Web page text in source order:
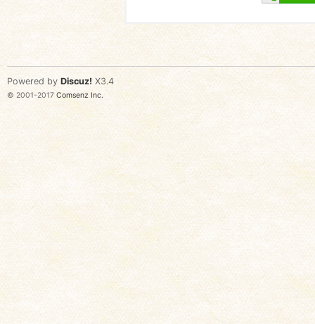
Powered by Discuz! X3.4
© 2001-2017 Comsenz Inc.